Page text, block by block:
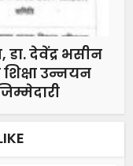
देवेंद्र भसीन
शिक्षा उन्नयन